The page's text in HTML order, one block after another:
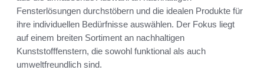
Fensterlösungen durchstöbern und die idealen Produkte für
ihre individuellen Bedürfnisse auswählen. Der Fokus liegt
auf einem breiten Sortiment an nachhaltigen
Kunststofffenstern, die sowohl funktional als auch
umweltfreundlich sind.